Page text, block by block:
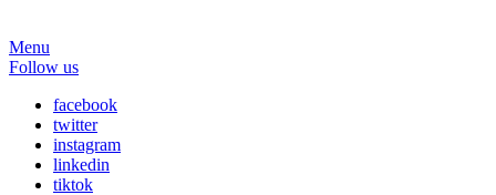
Menu
Follow us
facebook
twitter
instagram
linkedin
tiktok